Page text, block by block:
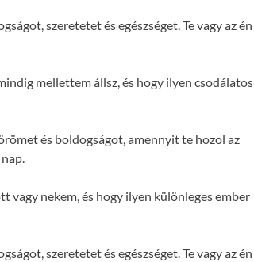
szeretetet és egészséget. Te vagy az én
mellettem állsz, és hogy ilyen csodálatos
és boldogságot, amennyit te hozol az
vagy nekem, és hogy ilyen különleges ember
szeretetet és egészséget. Te vagy az én